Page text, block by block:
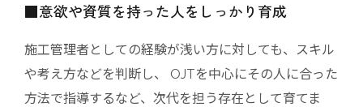
■意欲や資質を持った人をしっかり育成
施工管理者としての経験が浅い方に対しても、スキル
や考え方などを判断し、 OJTを中心にその人に合った
方法で指導するなど、次代を担う存在として育てま